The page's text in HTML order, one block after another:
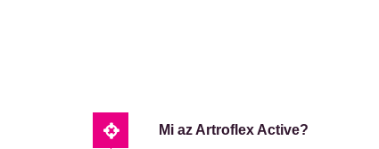
Mi az Artroflex Active?